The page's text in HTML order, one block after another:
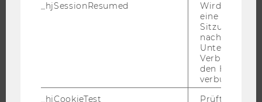
JOBPORTAL
_hjSessionResumed
Wird gesetzt,
eine
Sitzung/
nach einer
Verbindung
den Hotjar-
verbunden
_hjCookieTest
Prüft, ob der